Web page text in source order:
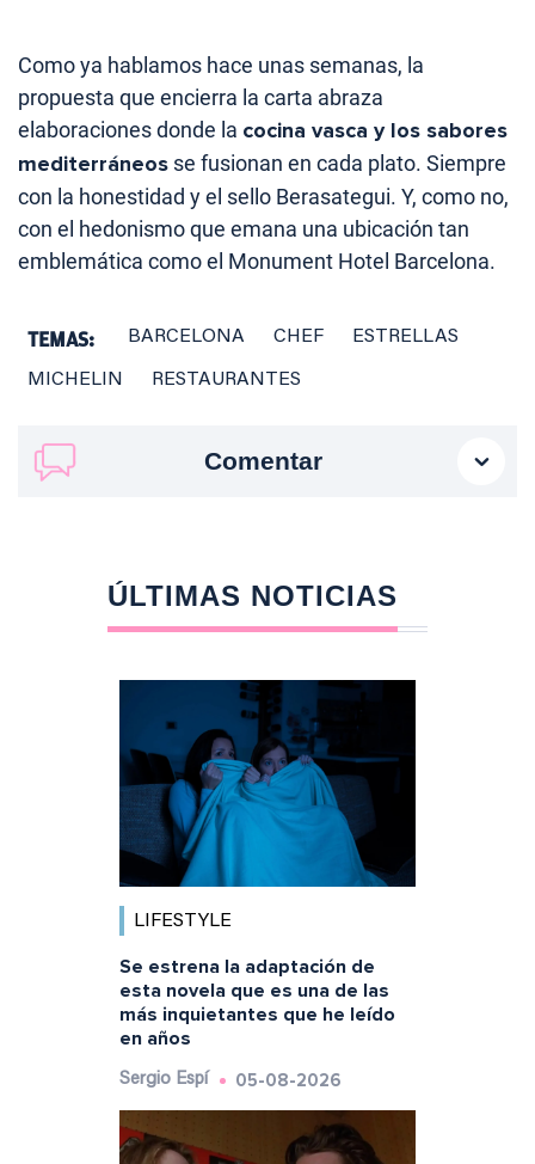
Como ya hablamos hace unas semanas, la
propuesta que encierra la carta abraza
elaboraciones donde la cocina vasca y los sabores
mediterráneos se fusionan en cada plato. Siempre
con la honestidad y el sello Berasategui. Y, como no,
con el hedonismo que emana una ubicación tan
emblemática como el Monument Hotel Barcelona.
TEMAS: BARCELONA CHEF ESTRELLAS
MICHELIN RESTAURANTES
Comentar
ÚLTIMAS NOTICIAS
LIFESTYLE
Se estrena la adaptación de
esta novela que es una de las
más inquietantes que he leído
en años
Sergio Espí 05-08-2026